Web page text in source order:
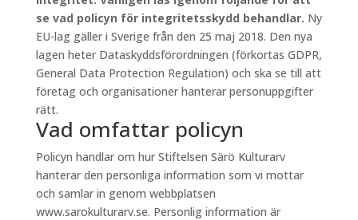
se vad policyn för integritetsskydd behandlar. Ny
EU-lag gäller i Sverige från den 25 maj 2018. Den nya
lagen heter Dataskyddsförordningen (förkortas GDPR,
General Data Protection Regulation) och ska se till att
företag och organisationer hanterar personuppgifter
rätt.
Vad omfattar policyn
Policyn handlar om hur Stiftelsen Särö Kulturarv
hanterar den personliga information som vi mottar
och samlar in genom webbplatsen
www.sarokulturarv.se. Personlig information är